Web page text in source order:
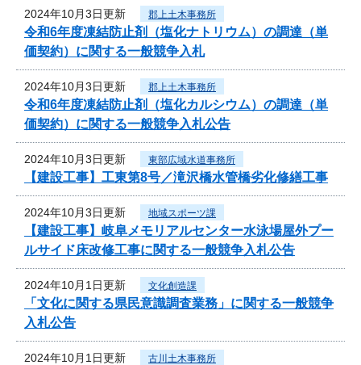
2024年10月3日更新 郡上土木事務所
令和6年度凍結防止剤（塩化ナトリウム）の調達（単
価契約）に関する一般競争入札
2024年10月3日更新 郡上土木事務所
令和6年度凍結防止剤（塩化カルシウム）の調達（単
価契約）に関する一般競争入札公告
2024年10月3日更新 東部広域水道事務所
【建設工事】工東第8号／滝沢橋水管橋劣化修繕工事
2024年10月3日更新 地域スポーツ課
【建設工事】岐阜メモリアルセンター水泳場屋外プー
ルサイド床改修工事に関する一般競争入札公告
2024年10月1日更新 文化創造課
「文化に関する県民意識調査業務」に関する一般競争
入札公告
2024年10月1日更新 古川土木事務所